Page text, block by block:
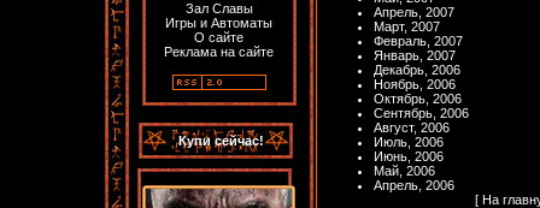
Зал Славы
Игры и Автоматы
О сайте
Реклама на сайте
Купи сейчас!
Апрель, 2007
Март, 2007
Февраль, 2007
Январь, 2007
Декабрь, 2006
Ноябрь, 2006
Октябрь, 2006
Сентябрь, 2006
Август, 2006
Июль, 2006
Июнь, 2006
Май, 2006
Апрель, 2006
[ На